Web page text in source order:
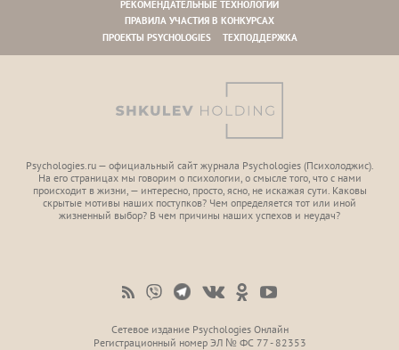
РЕКОМЕНДАТЕЛЬНЫЕ ТЕХНОЛОГИИ
ПРАВИЛА УЧАСТИЯ В КОНКУРСАХ
ПРОЕКТЫ PSYCHOLOGIES
ТЕХПОДДЕРЖКА
Psychologies.ru — официальный сайт журнала Psychologies (Психoлоджиc).
На его страницах мы говорим о психологии, о смысле того, что с нами
происходит в жизни, — интересно, просто, ясно, не искажая сути. Каковы
скрытые мотивы наших поступков? Чем определяется тот или иной
жизненный выбор? В чем причины наших успехов и неудач?
Сетевое издание Psychologies Онлайн
Регистрационный номер ЭЛ № ФС 77 - 82353